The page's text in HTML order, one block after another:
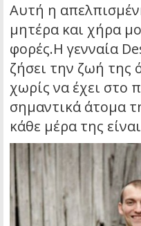
Αυτή η
μητέρα και χήρα
φορές.Η γενναία
ζήσει την ζωή της
χωρίς να έχει στο
σημαντικά άτομα
κάθε μέρα της